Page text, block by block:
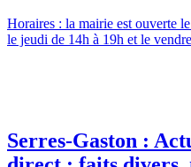
Horaires : la mairie est ouverte
le jeudi de 14h à 19h et le
Serres-Gaston :